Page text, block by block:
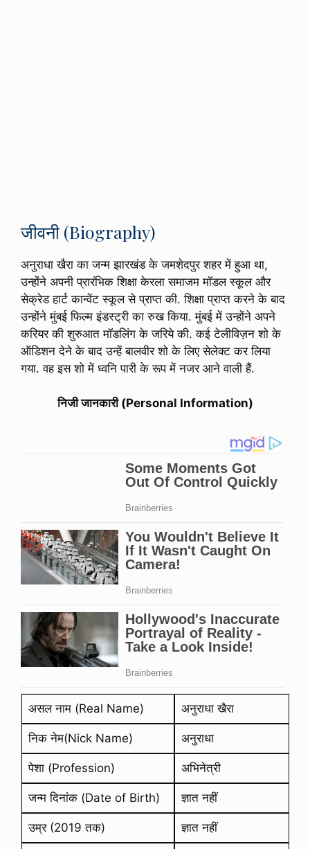
जीवनी (Biography)
अनुराधा खैरा का जन्म झारखंड के जमशेदपुर शहर में हुआ था,
उन्होंने अपनी प्रारंभिक शिक्षा केरला समाजम मॉडल स्कूल और
सेक्रेड हार्ट कान्वेंट स्कूल से प्राप्त की. शिक्षा प्राप्त करने के बाद
उन्होंने मुंबई फिल्म इंडस्ट्री का रुख किया. मुंबई में उन्होंने अपने
करियर की शुरुआत मॉडलिंग के जरिये की. कई टेलीविज़न शो के
ऑडिशन देने के बाद उन्हें बालवीर शो के लिए सेलेक्ट कर लिया
गया. वह इस शो में ध्वनि पारी के रूप में नजर आने वाली हैं.
निजी जानकारी (Personal Information)
असल नाम (Real Name) अनुराधा खैरा
निक नेम(Nick Name) अनुराधा
पेशा (Profession) अभिनेत्री
जन्म दिनांक (Date of Birth) ज्ञात नहीं
उम्र (2019 तक) ज्ञात नहीं